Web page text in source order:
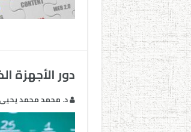
دور الأجهزة
د. محمد محمد